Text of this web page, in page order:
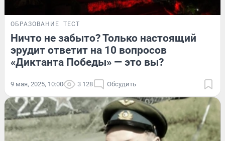
ОБРАЗОВАНИЕ ТЕСТ
Ничто не забыто? Только настоящий
эрудит ответит на 10 вопросов
«Диктанта Победы» — это вы?
9 мая, 2025, 10:00 3 128 Обсудить